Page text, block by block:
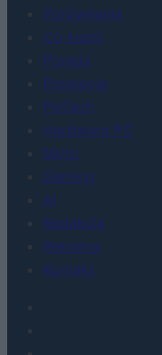
Porównania
Co kupić
Porady
Promocje
FinTech
Hardware PC
Moto
Gaming
AI
Redakcja
Reklama
Kontakt